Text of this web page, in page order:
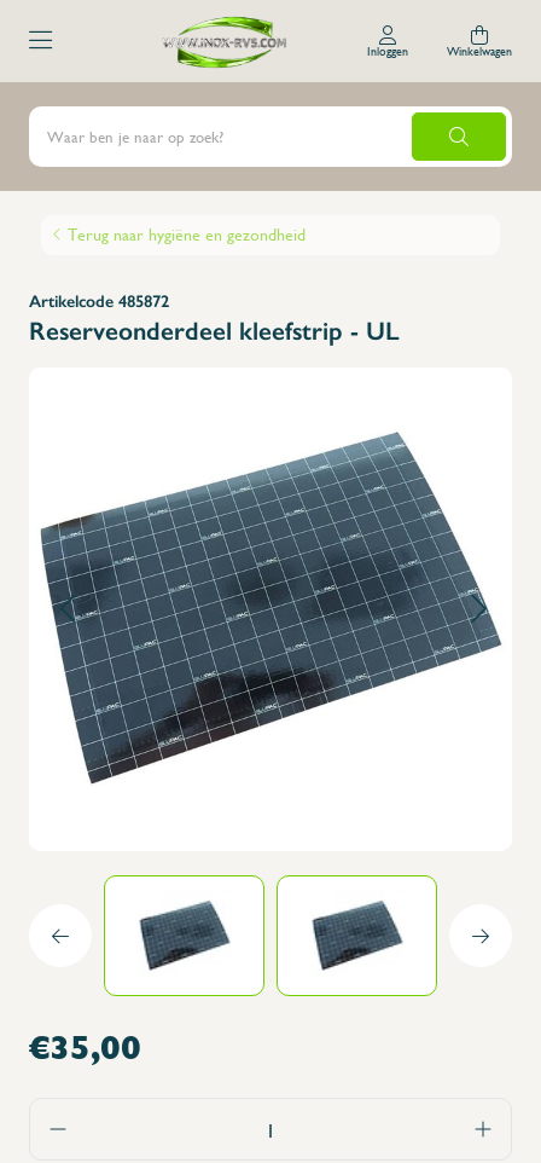
Inloggen Winkelwagen
Terug naar hygiëne en gezondheid
Artikelcode 485872
Reserveonderdeel kleefstrip - UL
€35,00